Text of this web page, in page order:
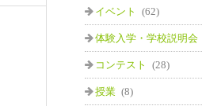
イベント (62)
体験入学・学校説明会
コンテスト (28)
授業 (8)